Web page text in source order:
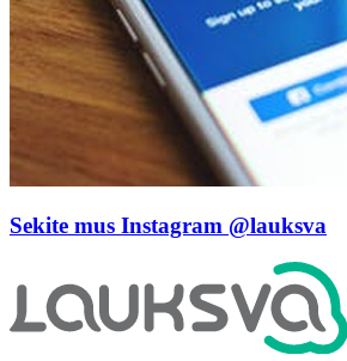
Sekite mus Instagram @lauksva